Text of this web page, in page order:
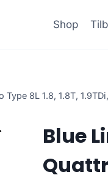
Shop
8L 1.8, 1.8T,
Blue